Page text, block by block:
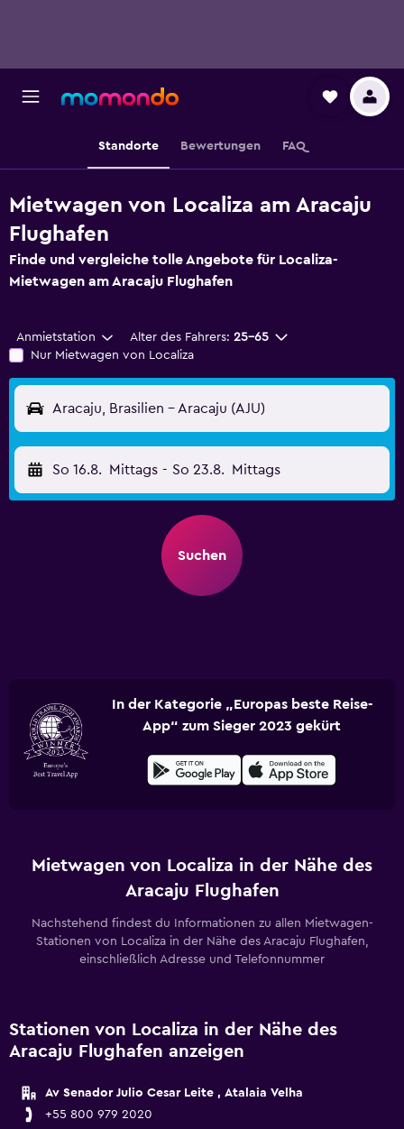
Standorte Bewertungen FAQ
Mietwagen von Localiza am Aracaju
Flughafen
Finde und vergleiche tolle Angebote für Localiza-
Mietwagen am Aracaju Flughafen
Anmietstation Alter des Fahrers: 25-65
Nur Mietwagen von Localiza
Aracaju, Brasilien - Aracaju (AJU)
So 16.8. Mittags - So 23.8. Mittags
Suchen
In der Kategorie „Europas beste Reise-
App“ zum Sieger 2023 gekürt
Mietwagen von Localiza in der Nähe des
Aracaju Flughafen
Nachstehend findest du Informationen zu allen Mietwagen-
Stationen von Localiza in der Nähe des Aracaju Flughafen,
einschließlich Adresse und Telefonnummer
Stationen von Localiza in der Nähe des
Aracaju Flughafen anzeigen
Av Senador Julio Cesar Leite , Atalaia Velha
+55 800 979 2020